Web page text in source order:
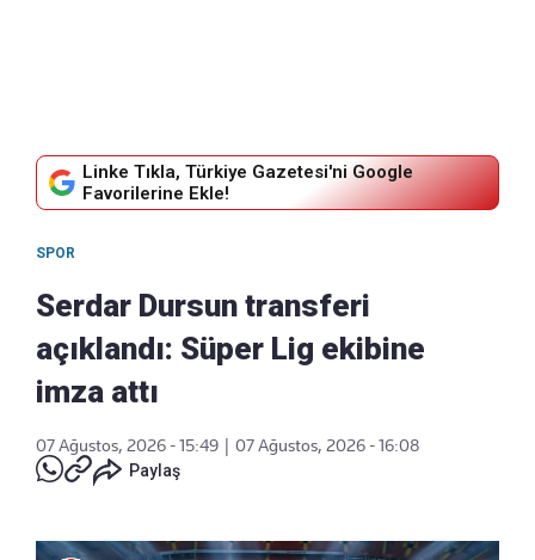
Linke Tıkla, Türkiye Gazetesi'ni Google
Favorilerine Ekle!
SPOR
Serdar Dursun transferi
açıklandı: Süper Lig ekibine
imza attı
07 Ağustos, 2026 - 15:49
07 Ağustos, 2026 - 16:08
Paylaş